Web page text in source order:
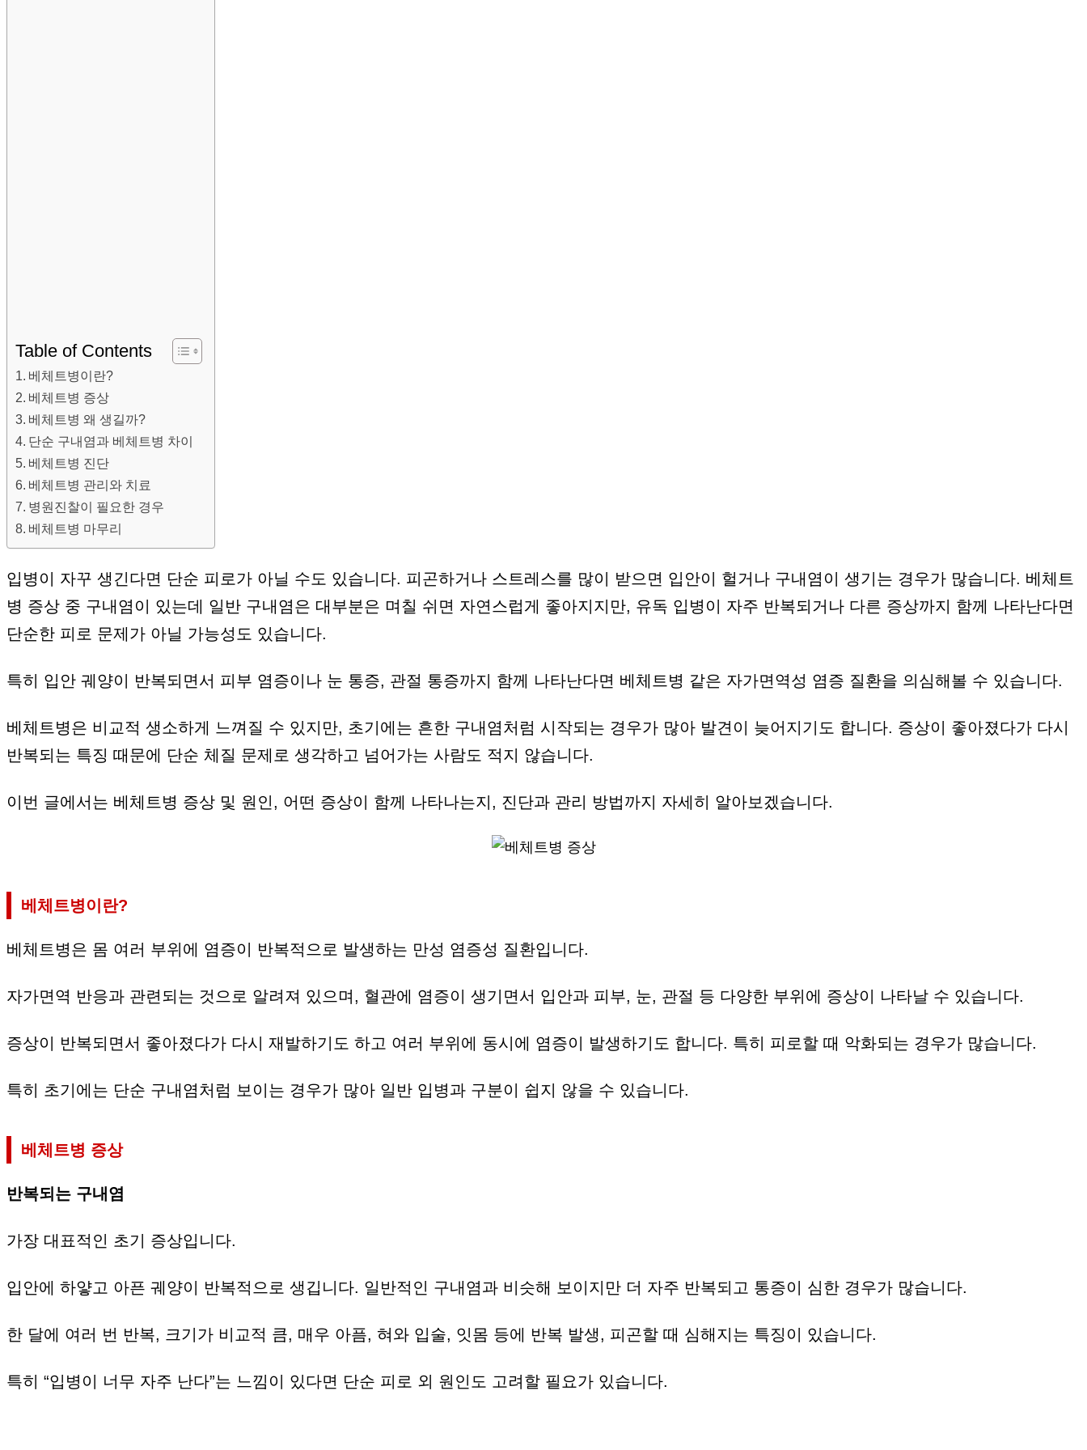
Table of Contents
베체트병이란?
베체트병 증상
베체트병 왜 생길까?
단순 구내염과 베체트병 차이
베체트병 진단
베체트병 관리와 치료
병원진찰이 필요한 경우
베체트병 마무리
입병이 자꾸 생긴다면 단순 피로가 아닐 수도 있습니다. 피곤하거나 스트레스를 많이 받으면 입안이 헐거나 구내염이 생기는 경우가 많습니다. 베체트
병 증상 중 구내염이 있는데 일반 구내염은 대부분은 며칠 쉬면 자연스럽게 좋아지지만, 유독 입병이 자주 반복되거나 다른 증상까지 함께 나타난다면
단순한 피로 문제가 아닐 가능성도 있습니다.
특히 입안 궤양이 반복되면서 피부 염증이나 눈 통증, 관절 통증까지 함께 나타난다면 베체트병 같은 자가면역성 염증 질환을 의심해볼 수 있습니다.
베체트병은 비교적 생소하게 느껴질 수 있지만, 초기에는 흔한 구내염처럼 시작되는 경우가 많아 발견이 늦어지기도 합니다. 증상이 좋아졌다가 다시
반복되는 특징 때문에 단순 체질 문제로 생각하고 넘어가는 사람도 적지 않습니다.
이번 글에서는 베체트병 증상 및 원인, 어떤 증상이 함께 나타나는지, 진단과 관리 방법까지 자세히 알아보겠습니다.
베체트병이란?
베체트병은 몸 여러 부위에 염증이 반복적으로 발생하는 만성 염증성 질환입니다.
자가면역 반응과 관련되는 것으로 알려져 있으며, 혈관에 염증이 생기면서 입안과 피부, 눈, 관절 등 다양한 부위에 증상이 나타날 수 있습니다.
증상이 반복되면서 좋아졌다가 다시 재발하기도 하고 여러 부위에 동시에 염증이 발생하기도 합니다. 특히 피로할 때 악화되는 경우가 많습니다.
특히 초기에는 단순 구내염처럼 보이는 경우가 많아 일반 입병과 구분이 쉽지 않을 수 있습니다.
베체트병 증상
반복되는 구내염
가장 대표적인 초기 증상입니다.
입안에 하얗고 아픈 궤양이 반복적으로 생깁니다. 일반적인 구내염과 비슷해 보이지만 더 자주 반복되고 통증이 심한 경우가 많습니다.
한 달에 여러 번 반복, 크기가 비교적 큼, 매우 아픔, 혀와 입술, 잇몸 등에 반복 발생, 피곤할 때 심해지는 특징이 있습니다.
특히 “입병이 너무 자주 난다”는 느낌이 있다면 단순 피로 외 원인도 고려할 필요가 있습니다.